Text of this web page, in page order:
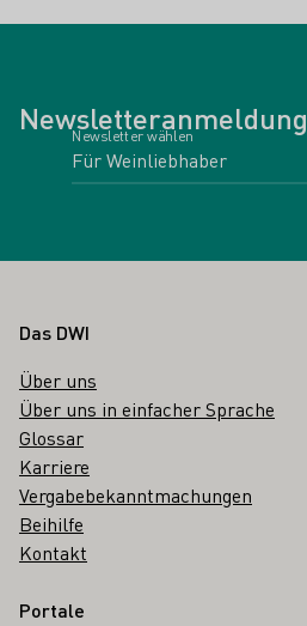
Newsletteranmeldung
Newsletter wählen
Fußbereich
Das DWI
Über uns
Über uns in einfacher Sprache
Glossar
Karriere
Vergabebekanntmachungen
Beihilfe
Kontakt
Portale